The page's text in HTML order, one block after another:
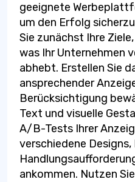
geeignete
um den Erfolg
Sie zunächst Ihre
was Ihr Unternehmen
abhebt. Erstellen Sie
ansprechender
Berücksichtigung
Text und visuelle
A/B-Tests Ihrer
verschiedene
ankommen. Nutzen